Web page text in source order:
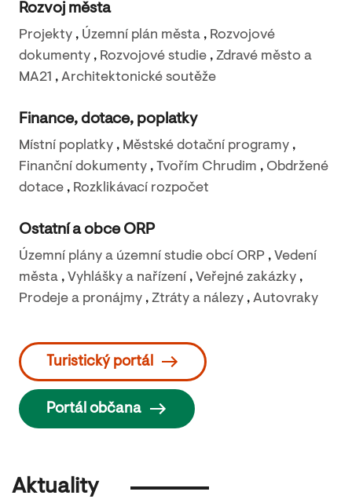
Rozvoj města
Projekty , Územní plán města , Rozvojové
dokumenty , Rozvojové studie , Zdravé město a
MA21 , Architektonické soutěže
Finance, dotace, poplatky
Místní poplatky , Městské dotační programy ,
Finanční dokumenty , Tvořím Chrudim , Obdržené
dotace , Rozklikávací rozpočet
Ostatní a obce ORP
Územní plány a územní studie obcí ORP , Vedení
města , Vyhlášky a nařízení , Veřejné zakázky ,
Prodeje a pronájmy , Ztráty a nálezy , Autovraky
Turistický portál
Portál občana
Aktuality